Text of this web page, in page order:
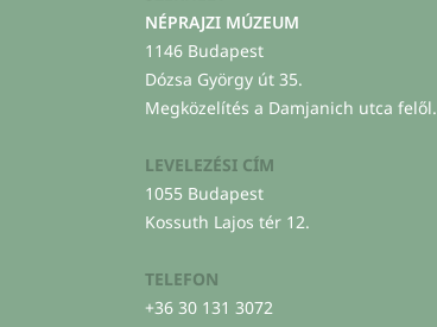
NÉPRAJZI MÚZEUM
1146 Budapest
Dózsa György út 35.
Megközelítés a Damjanich utca felől.
LEVELEZÉSI CÍM
1055 Budapest
Kossuth Lajos tér 12.
TELEFON
+36 30 131 3072